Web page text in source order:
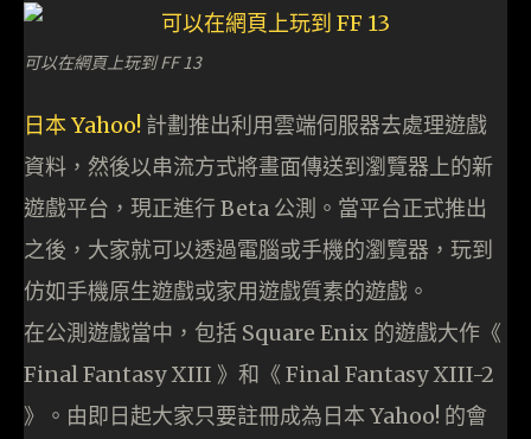
可以在網頁上玩到 FF 13
日本 Yahoo! 計劃推出利用雲端伺服器去處理遊戲
資料，然後以串流方式將畫面傳送到瀏覽器上的新
遊戲平台，現正進行 Beta 公測。當平台正式推出
之後，大家就可以透過電腦或手機的瀏覽器，玩到
仿如手機原生遊戲或家用遊戲質素的遊戲。
在公測遊戲當中，包括 Square Enix 的遊戲大作《
Final Fantasy XIII 》和《 Final Fantasy XIII-2
》。由即日起大家只要註冊成為日本 Yahoo! 的會